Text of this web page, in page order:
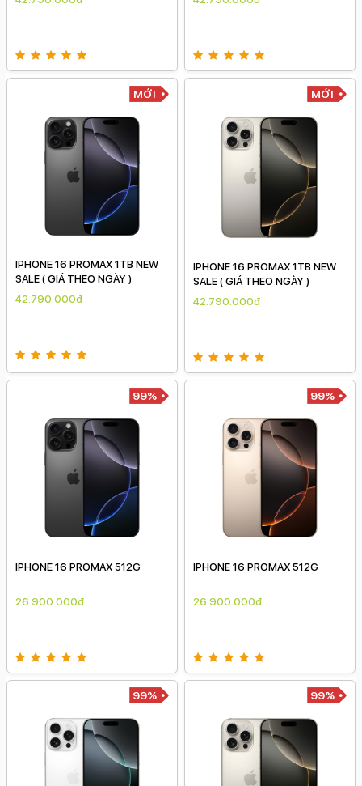
MỚI
IPHONE 16 PROMAX 1TB NEW
SALE ( GIÁ THEO NGÀY )
42.790.000đ
MỚI
IPHONE 16 PROMAX 1TB NEW
SALE ( GIÁ THEO NGÀY )
42.790.000đ
99%
IPHONE 16 PROMAX 512G
26.900.000đ
99%
IPHONE 16 PROMAX 512G
26.900.000đ
99% 99%